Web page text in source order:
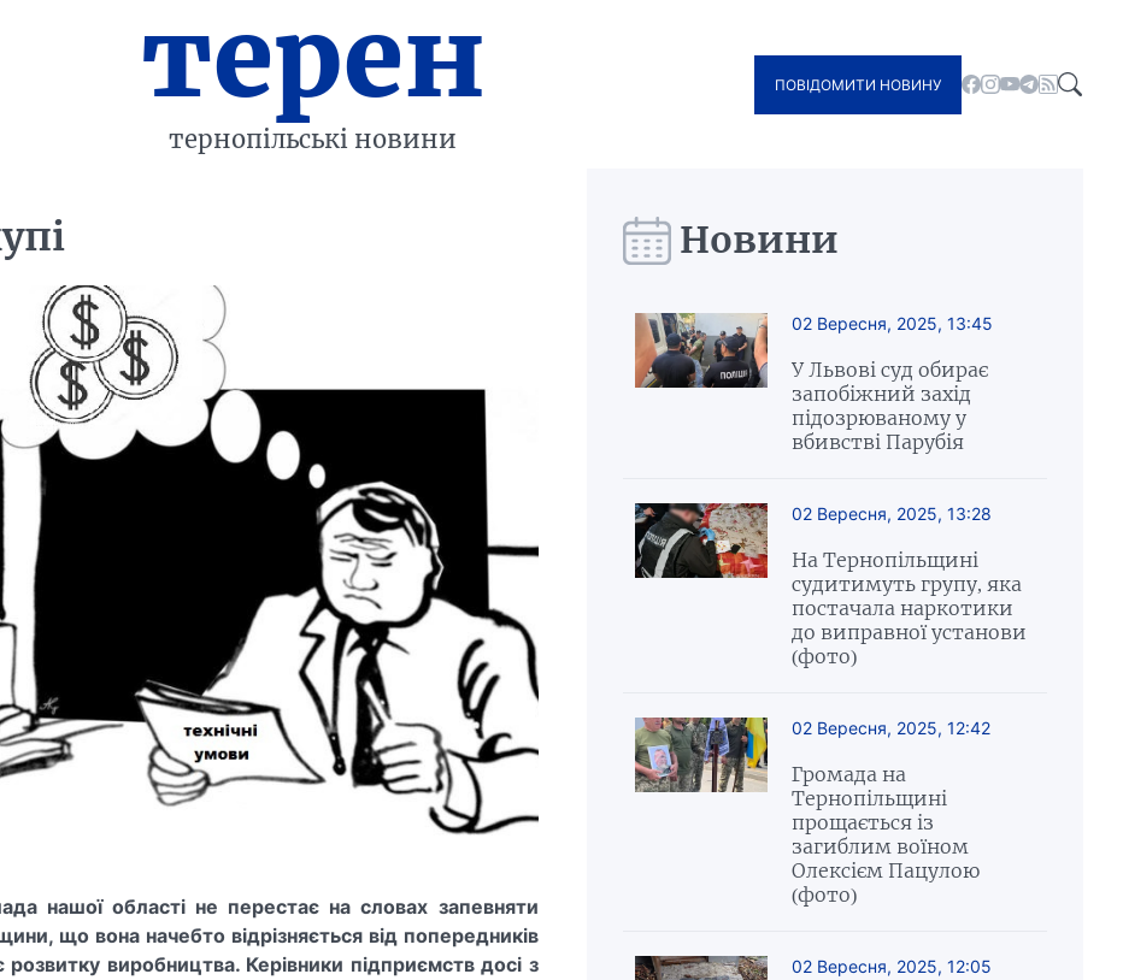
терен
тернопільські новини
ПОВІДОМИТИ НОВИНУ
нашої області не перестає на словах запевняти
що вона начебто відрізняється від попередників
розвитку виробництва. Керівники підприємств досі з
Новини
02 Вересня, 2025, 13:45
У Львові суд обирає
запобіжний захід
підозрюваному у
вбивстві Парубія
02 Вересня, 2025, 13:28
На Тернопільщині
судитимуть групу, яка
постачала наркотики
до виправної установи
(фото)
02 Вересня, 2025, 12:42
Громада на
Тернопільщині
прощається із
загиблим воїном
Олексієм Пацулою
(фото)
02 Вересня, 2025, 12:05